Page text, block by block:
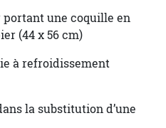
une coquille en
(44 x 56 cm)
à refroidissement
la substitution d’une